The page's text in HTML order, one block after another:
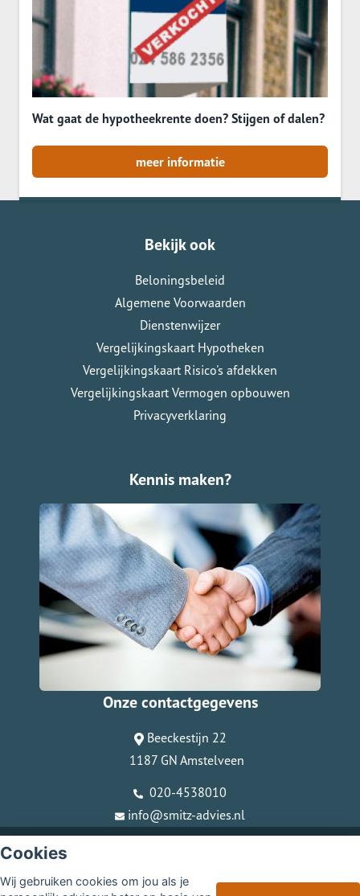
Cookies
Wij gebruiken cookies om jou als je
Wat gaat de hypotheekrente doen? Stijgen of dalen?
meer informatie
Bekijk ook
Beloningsbeleid
Algemene Voorwaarden
Dienstenwijzer
Vergelijkingskaart Hypotheken
Vergelijkingskaart Risico's afdekken
Vergelijkingskaart Vermogen opbouwen
Privacyverklaring
Kennis maken?
Onze contactgegevens
Beeckestijn 22
1187 GN Amstelveen
020-4538010
info@smitz-advies.nl
Sitemap
Disclaimer